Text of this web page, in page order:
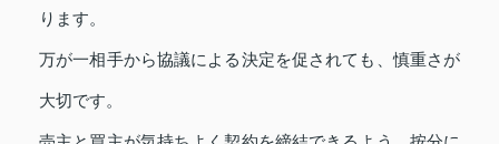
ります。
万が一相手から協議による決定を促されても、慎重さが
大切です。